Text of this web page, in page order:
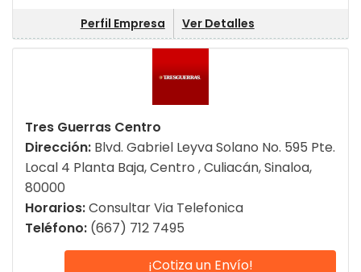
Perfil Empresa Ver Detalles
Tres Guerras Centro
Dirección: Blvd. Gabriel Leyva Solano No. 595 Pte.
Local 4 Planta Baja, Centro , Culiacán, Sinaloa,
80000
Horarios:Consultar Via Telefonica
Teléfono: (667) 712 7495
¡Cotiza un Envío!